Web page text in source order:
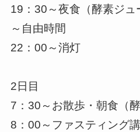
19：30～夜食（酵素ジュ
～自由時間
22：00～消灯
2日目
7：30～お散歩・朝食（酵
8：00～ファスティング